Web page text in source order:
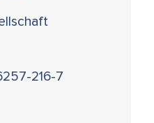
216-7